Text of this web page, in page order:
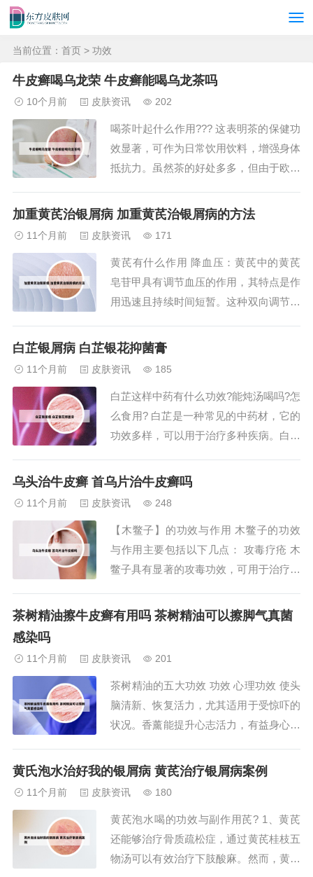
当前位置： 首页 > 功效
牛皮癣喝乌龙荣 牛皮癣能喝乌龙茶吗
10个月前 皮肤资讯 202
喝茶叶起什么作用??? 这表明茶的保健功
效显著，可作为日常饮用饮料，增强身体
抵抗力。虽然茶的好处多多，但由于欧美
和可乐。这实在是一种可惜之事。因此，
芳。喝茶叶水有以下好处：增强免疫力：
茶叶中的茶...
加重黄芪治银屑病 加重黄芪治银屑病的方法
11个月前 皮肤资讯 171
黄芪有什么作用 降血压：黄芪中的黄芪
皂苷甲具有调节血压的作用，其特点是作
用迅速且持续时间短暂。这种双向调节作
力：黄芪能够显著增加血液中的白细胞总
然杀伤细胞的增值，从而全面提高机体的
免疫力。扩张...
白芷银屑病 白芷银花抑菌膏
11个月前 皮肤资讯 185
白芷这样中药有什么功效?能炖汤喝吗?怎
么食用? 白芷是一种常见的中药材，它的
功效多样，可以用于治疗多种疾病。白芷
近年来，科研人员还发现白芷在治疗银屑
有兴奋作用，可以用于治疗一些神经系统
疾病。白...
乌头治牛皮癣 首乌片治牛皮癣吗
11个月前 皮肤资讯 248
【木鳖子】的功效与作用 木鳖子的功效
与作用主要包括以下几点： 攻毒疗疮 木
鳖子具有显著的攻毒功效，可用于治疗疮
帮助排出体内的毒素，促进疮口的愈合。
治疗效果。它能够软坚散结，消除体内的
肿块和结节...
茶树精油擦牛皮癣有用吗 茶树精油可以擦脚气真菌
感染吗
11个月前 皮肤资讯 201
茶树精油的五大功效 功效 心理功效 使头
脑清新、恢复活力，尤其适用于受惊吓的
状况。香薰能提升心志活力，有益身心，
免疫系统抵抗传染性的疾病，策动白血球
痘 茶树精油具有抗菌消炎的功效，能快
速渗透毛...
黄氏泡水治好我的银屑病 黄芪治疗银屑病案例
11个月前 皮肤资讯 180
黄芪泡水喝的功效与副作用芪? 1、黄芪
还能够治疗骨质疏松症，通过黄芪桂枝五
物汤可以有效治疗下肢酸麻。然而，黄芪